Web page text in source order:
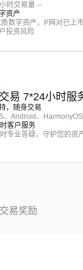
时交易量 --
资产
数字资产，P网对已上
投资风险
易 7*24小时服
，随身交易
、Android、
客户服务
专业答疑，守护您的资
易奖励